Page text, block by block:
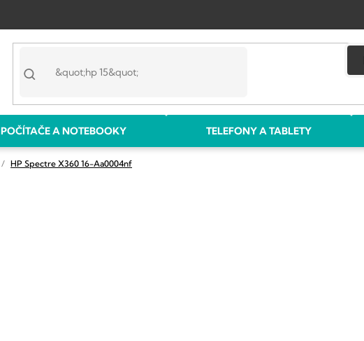
POČÍTAČE A NOTEBOOKY TELEFONY A TABLETY
HP Spectre X360 16-Aa0004nf